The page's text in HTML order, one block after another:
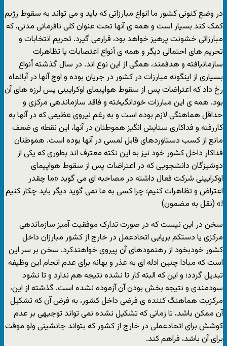
در وضع کنونی کشور ما انواع مبارزاتی که باید و می تواند به سقوط رژیم
کمک کند بسیار است و همه ی آنها تحت عنوان کلی نافرمانی مدنی، که
مبارزاتی خشونت پرهیز خواهد بود، قرارمی گیرد. تحریم انتخابات و
تحریم های احتمالی دیگر و همه ی أنواع اعتصابات یا تظاهرات
سازمانیافته و هدفمند، همگی از این نوع اند. در سال گذشته أنواع
بسیاری از اینگونه مبارزات در کشور در جریان بوده و اوج آنها در آبانماه
رخ داد که اعتراضات پس از سقوط هواپیمای اوکرایینی پس لرزه های آن
بود. همه ی این مبارزات خودانگیخته و فاقد سازماندهی مرکزی و
حداقل هماهنگی لازم بوده است و به رغم نیروی عظیمی که در آنها به
کاررفته و فداکاری ستایش انگیز هموطنان در آنها، این نقطه ی ضعف
مانع از کسب دستاوردهای قابل لمسی در آنها بوده است. هموطنان
فداکار داخل کشور خود نیز به این نکته معترف اند بطوری که یکی از
دوشیزگان دانشجویی که در اعتراضات پس از سقوط هواپیمای
اوکرایینی شرکت فعال داشته در مصاحبه ای می گوید «ما چقدر
اعتراض و تظاهرات کنیم؛ چرا کسی به ما نمی گوید دیگر باید چکار کنیم
!» (نقل به مضمون)
سخن در این نیست که در صورت تدارک موفقیت آمیز سازماندهی
مرکزی یا دستکم برپایی اتحادعمل در خارج از کشور مبارزان داخل
کشور خودبخود از رهنمودهای آن پیروی خواهندکرد. سخن بر سر این
است که مبادا چنین ادله ای به عذر و بهانه برای عدم انجام این وظیفه
تبدیل گردد؛ و این که البته کار تا نشده نتیجه هم ندارد و تا نشود
سودمندی و نتیجه بخش بودن آن آزموده نشده است. گذشته از این،
مرکزیت هماهنگ کننده ی فرضی داخل کشور، به فرض آن که تشکیل
آن ممکن باشد، تا زمانی که تشکیل نشده نمی تواند توجیهی بر عدم
کوشش برای اتحادعملی در خارج از کشور که بتواند جانشینی ولو موقت
برای آن باشد، فراهم کند.